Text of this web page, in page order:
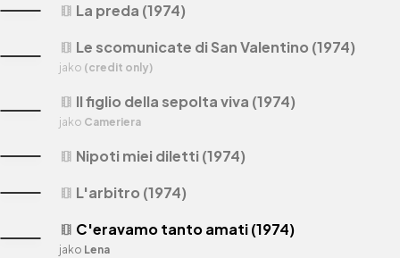
theaters La preda (1974)
theaters Le scomunicate di San Valentino (1974)
jako (credit only)
theaters Il figlio della sepolta viva (1974)
jako Cameriera
theaters Nipoti miei diletti (1974)
theaters L'arbitro (1974)
theaters C'eravamo tanto amati (1974)
jako Lena